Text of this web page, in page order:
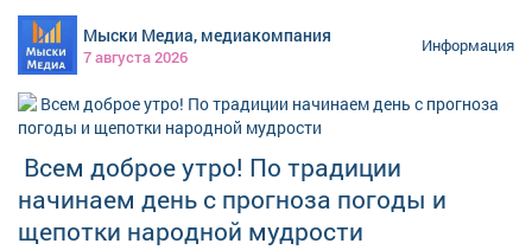
перейти по ссылке. ➡️ ❗️Будьте бдительны и
предупредите близких! Переходить по ссылке опасно,
она может быть фишинговой. Пользователь рискует
потерять деньги и предоставить мошенникам
персональные данные. Обо всех акциях
маркетплейсы информируют на своих официальных
ресурсах.
Мыски Медиа, медиакомпания
7 августа 2026
Информация
Всем доброе утро! По традиции
начинаем день с прогноза погоды и
щепотки народной мудрости